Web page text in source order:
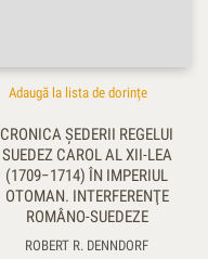
Adaugă la lista de dorințe
CRONICA ŞEDERII REGELUI
SUEDEZ CAROL AL XII-LEA
(1709−1714) ÎN IMPERIUL
OTOMAN. INTERFERENŢE
ROMÂNO-SUEDEZE
ROBERT R. DENNDORF